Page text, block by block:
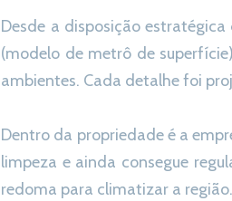
Desde a disposição
(modelo de metrô de
ambientes. Cada detalhe foi
Dentro da propriedade é a
limpeza e ainda consegue
redoma para climatizar a região.